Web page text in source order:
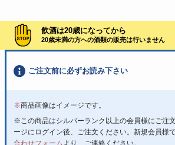
飲酒は20歳になってから
20歳未満の方への酒類の販売は行いません
ご注文前に必ずお読み下さい
※商品画像はイメージです。
※この商品はシルバーランク以上の会員様にご注
ージにログイン後、ご注文ください。新規会員様